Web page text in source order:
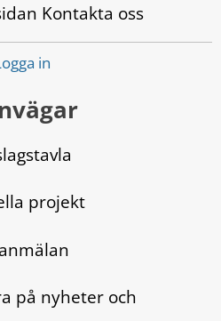
Kontakta oss
in
projekt
på nyheter och